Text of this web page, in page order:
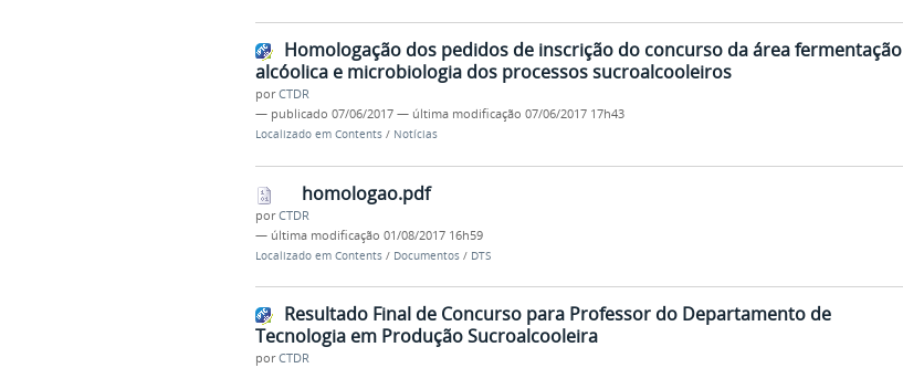
Homologação dos pedidos de inscrição do concurso da área fermentação
alcóolica e microbiologia dos processos sucroalcooleiros
porCTDR
— publicado 07/06/2017 — última modificação 07/06/2017 17h43
Localizado em Contents / Notícias
homologao.pdf
porCTDR
— última modificação 01/08/2017 16h59
Localizado em Contents / Documentos / DTS
Resultado Final de Concurso para Professor do Departamento de
Tecnologia em Produção Sucroalcooleira
porCTDR